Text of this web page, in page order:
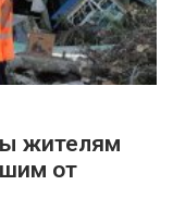
жителям
от